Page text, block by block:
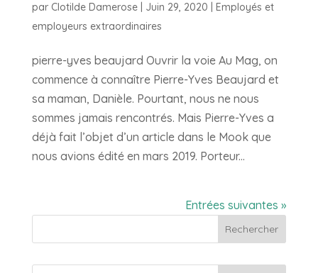
par Clotilde Damerose| Juin 29, 2020
Employés et
employeurs extraordinaires
pierre-yves beaujard Ouvrir la voie Au Mag, on
commence à connaître Pierre-Yves Beaujard et
sa maman, Danièle. Pourtant, nous ne nous
sommes jamais rencontrés. Mais Pierre-Yves a
déjà fait l’objet d’un article dans le Mook que
nous avions édité en mars 2019. Porteur...
Entrées suivantes »
Rechercher